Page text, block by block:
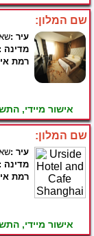
שם המלון:
עיר :
מדינה :
רמת
אישור מיידי,
שם המלון:
עיר :
מדינה :
רמת
אישור מיידי,